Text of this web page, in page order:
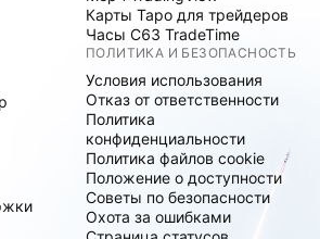
Карты Таро для трейдеров
Часы C63 TradeTime
ПОЛИТИКА И БЕЗОПАСНОСТЬ
Условия использования
Отказ от ответственности
Политика
конфиденциальности
Политика файлов cookie
Положение о доступности
Советы по безопасности
Охота за ошибками